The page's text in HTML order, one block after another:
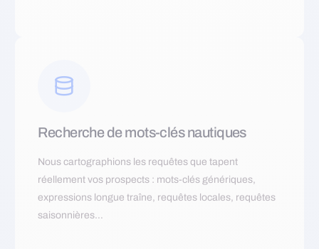
Recherche de mots-clés nautiques
Nous cartographions les requêtes que tapent
réellement vos prospects : mots-clés génériques,
expressions longue traîne, requêtes locales, requêtes
saisonnières…